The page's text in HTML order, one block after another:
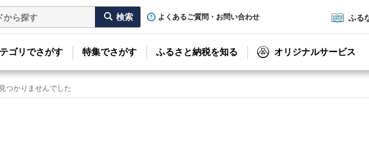
よくあるご質問・お問い合わせ ふる
ゴリでさがす 特集でさがす ふるさと納税を知る オリジナルサービス
つかりませんでした